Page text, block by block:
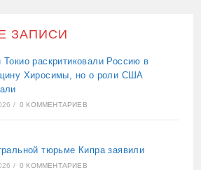
ЗАПИСИ
раскритиковали Россию в
Хиросимы, но о роли США
/ 0 КОММЕНТАРИЕВ
тюрьме Кипра заявили
/ 0 КОММЕНТАРИЕВ